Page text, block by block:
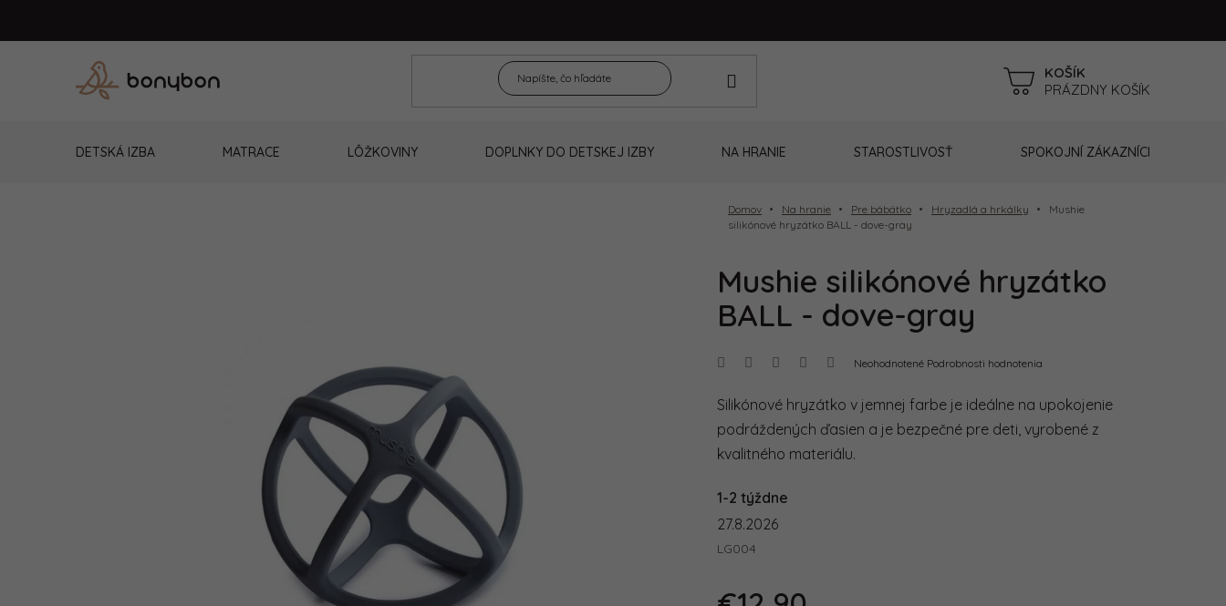
NÁKUPNÝPRÁZDNY KOŠÍK
DETSKÁ IZBA MATRACE LÔŽKOVINY DOPLNKY DO DETSKEJ IZBY NA HRANIE STAROSTLIVOSŤ SPOKOJNÍ ZÁKAZNÍCI
Domov Na hranie Pre bábätko Hryzadlá a hrkálky
Mushie
silikónové hryzátko BALL - dove-gray
Mushie silikónové hryzátko
BALL - dove-gray
Priemerné
je
0,0
z
hviezdičiek.
Neohodnotené Podrobnosti hodnotenia
Silikónové hryzátko v jemnej farbe je ideálne na upokojenie
podráždených ďasien a je bezpečné pre deti, vyrobené z
kvalitného materiálu.
1-2 týždne
27.8.2026
LG004